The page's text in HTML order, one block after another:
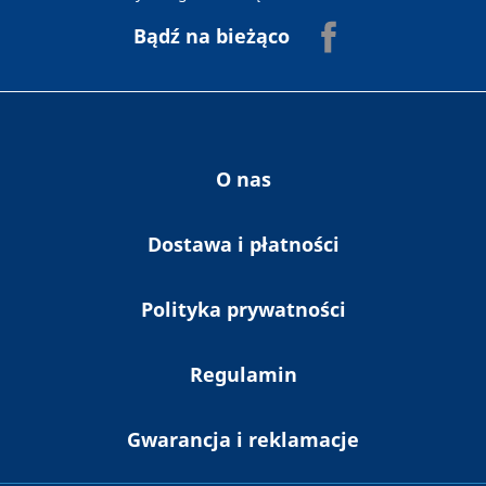
mail Newslettera firmy Ab-Bis oraz innych
publikacji i informaji zawierających reklamy
r. i ustawy z dnia 10 maja 2018 r. o ochronie
Bądź na bieżąco
O nas
Dostawa i płatności
Polityka prywatności
Regulamin
Gwarancja i reklamacje